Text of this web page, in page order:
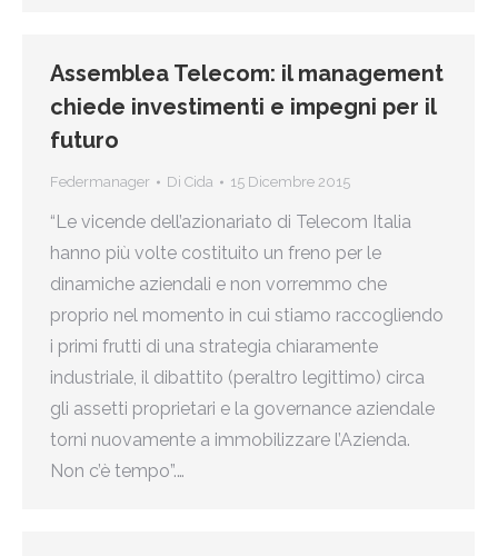
Assemblea Telecom: il management
chiede investimenti e impegni per il
futuro
Federmanager Di Cida 15 Dicembre 2015
“Le vicende dell’azionariato di Telecom Italia
hanno più volte costituito un freno per le
dinamiche aziendali e non vorremmo che
proprio nel momento in cui stiamo raccogliendo
i primi frutti di una strategia chiaramente
industriale, il dibattito (peraltro legittimo) circa
gli assetti proprietari e la governance aziendale
torni nuovamente a immobilizzare l’Azienda.
Non c’è tempo”.…